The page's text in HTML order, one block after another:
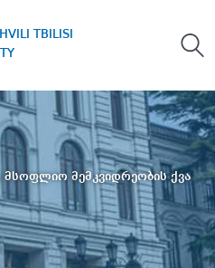
TBILISI
მემკვიდრეობის ქვა